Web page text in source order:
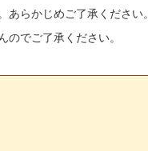
らかじめご了承ください。
でご了承ください。